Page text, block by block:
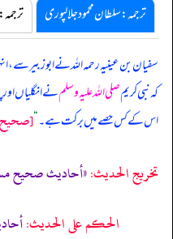
ترجمہ:سلطان محمود جلالپوری
سفیان بن عینیہ رحمہ اللہ نے ابوزبیر
کہ نبی کریمصلی اللہ علیہ وسلمنے انگلیاں اور
اس کے کس حصے میں برکت ہے۔“[صحيح
تخریج الحدیث:«أحاديث صحيح
الحكم على الحديث: